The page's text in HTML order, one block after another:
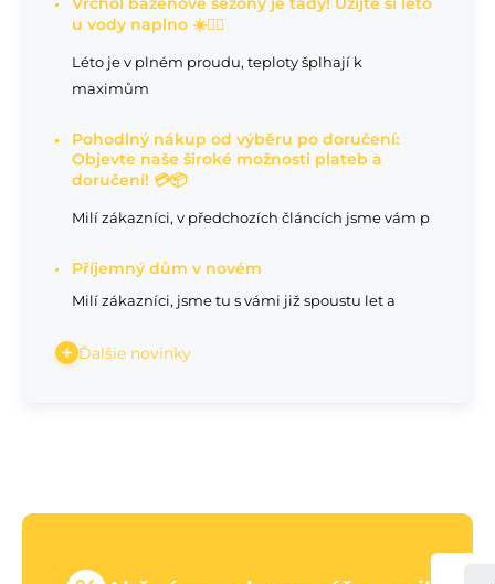
u vody naplno ☀️🏊‍♂️
Léto je v plném proudu, teploty šplhají k
maximům
Pohodlný nákup od výběru po doručení:
Objevte naše široké možnosti plateb a
doručení! 💳📦
Milí zákazníci, v předchozích článcích jsme vám p
Příjemný dům v novém
Milí zákazníci, jsme tu s vámi již spoustu let a
Ďalšie novinky